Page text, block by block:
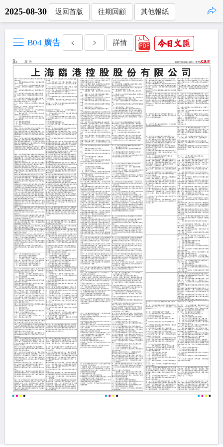
2025-08-30 返回首版 往期回顧 其他報紙
B04 廣告 詳情